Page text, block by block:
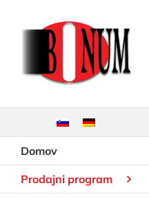
Domov
Prodajni program